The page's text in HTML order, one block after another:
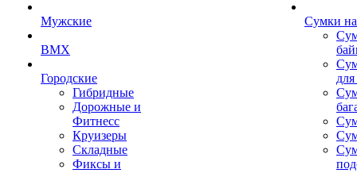
Мужские
BMX
Городские
Гибридные
Дорожные и
Фитнесс
Круизеры
Складные
Фиксы и
Сумки